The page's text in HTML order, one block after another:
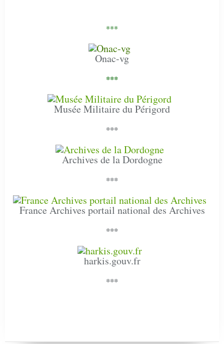
***
Onac-vg
***
Musée Militaire du Périgord
***
Archives de la Dordogne
***
France Archives portail national des Archives
***
harkis.gouv.fr
***